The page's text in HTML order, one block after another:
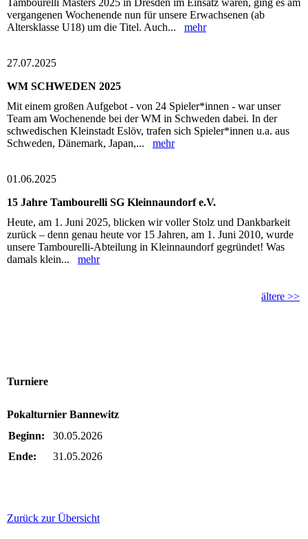
Tambourelli Masters 2025 in Dresden im Einsatz waren, ging es am
vergangenen Wochenende nun für unsere Erwachsenen (ab
Altersklasse U18) um die Titel. Auch... mehr
27.07.2025
WM SCHWEDEN 2025
Mit einem großen Aufgebot - von 24 Spieler*innen - war unser
Team am Wochenende bei der WM in Schweden dabei. In der
schwedischen Kleinstadt Eslöv, trafen sich Spieler*innen u.a. aus
Schweden, Dänemark, Japan,... mehr
01.06.2025
15 Jahre Tambourelli SG Kleinnaundorf e.V.
Heute, am 1. Juni 2025, blicken wir voller Stolz und Dankbarkeit
zurück – denn genau heute vor 15 Jahren, am 1. Juni 2010, wurde
unsere Tambourelli-Abteilung in Kleinnaundorf gegründet! Was
damals klein... mehr
ältere >>
Turniere
Pokalturnier Bannewitz
Beginn:
30.05.2026
Ende:
31.05.2026
Zurück zur Übersicht